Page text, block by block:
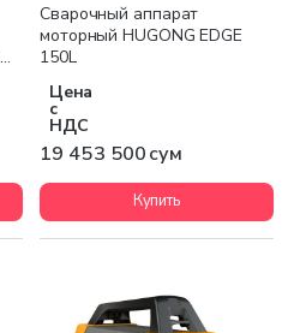
Сварочный аппарат
моторный HUGONG EDGE
150L
Цена
с
НДС
19 453 500 сум
Купить